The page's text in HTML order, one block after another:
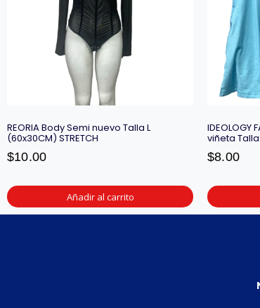
REORIA Body Semi nuevo Talla L
(60x30CM) STRETCH
$10.00
Añadir al carrito
IDEOLOGY
viñeta Talla
$8.00